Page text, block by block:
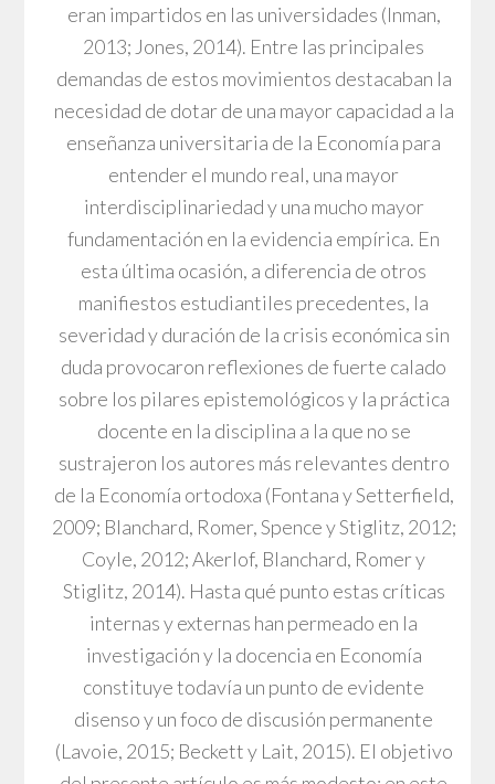
eran impartidos en las universidades (Inman,
2013; Jones, 2014). Entre las principales
demandas de estos movimientos destacaban la
necesidad de dotar de una mayor capacidad a la
enseñanza universitaria de la Economía para
entender el mundo real, una mayor
interdisciplinariedad y una mucho mayor
fundamentación en la evidencia empírica. En
esta última ocasión, a diferencia de otros
manifiestos estudiantiles precedentes, la
severidad y duración de la crisis económica sin
duda provocaron reflexiones de fuerte calado
sobre los pilares epistemológicos y la práctica
docente en la disciplina a la que no se
sustrajeron los autores más relevantes dentro
de la Economía ortodoxa (Fontana y Setterfield,
2009; Blanchard, Romer, Spence y Stiglitz, 2012;
Coyle, 2012; Akerlof, Blanchard, Romer y
Stiglitz, 2014). Hasta qué punto estas críticas
internas y externas han permeado en la
investigación y la docencia en Economía
constituye todavía un punto de evidente
disenso y un foco de discusión permanente
(Lavoie, 2015; Beckett y Lait, 2015). El objetivo